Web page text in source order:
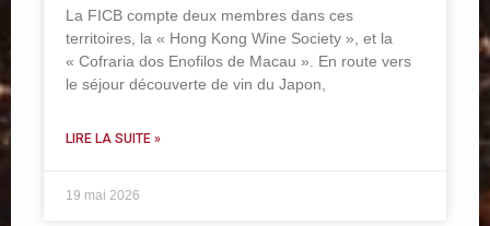
La FICB compte deux membres dans ces
territoires, la « Hong Kong Wine Society », et la
« Cofraria dos Enofilos de Macau ». En route vers
le séjour découverte de vin du Japon,
LIRE LA SUITE »
19 mai 2026